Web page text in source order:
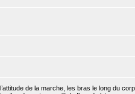
de la marche, les bras le long du